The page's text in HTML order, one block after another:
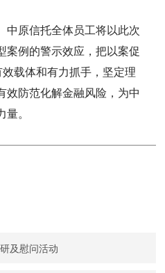
中原信托全体员工将以此次
案例的警示效应，把以案促
载体和有力抓手，坚定理
效防范化解金融风险，为中
。
及慰问活动